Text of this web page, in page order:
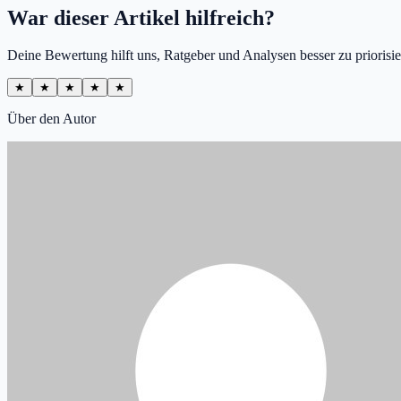
War dieser Artikel hilfreich?
Deine Bewertung hilft uns, Ratgeber und Analysen besser zu
★ ★ ★ ★ ★
Über den Autor